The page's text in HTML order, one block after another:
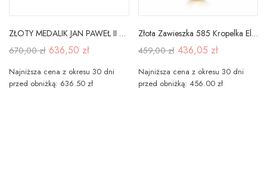
ZŁOTY MEDALIK JAN PAWEŁ II PRÓBA 585
670,00 zł 636,50 zł
Najniższa cena z okresu 30 dni
przed obniżką: 636.50 zł
Złota Zawieszka 585 Kropelka Elegancki Prezent
459,00 zł 436,05 zł
Najniższa cena z okresu 30 dni
przed obniżką: 456.00 zł